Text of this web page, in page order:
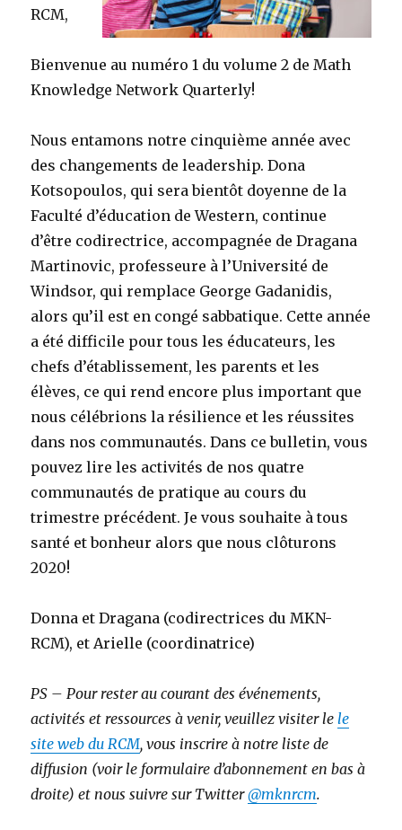
RCM,
Bienvenue au numéro 1 du volume 2 de Math
Knowledge Network Quarterly!
Nous entamons notre cinquième année avec
des changements de leadership. Dona
Kotsopoulos, qui sera bientôt doyenne de la
Faculté d’éducation de Western, continue
d’être codirectrice, accompagnée de Dragana
Martinovic, professeure à l’Université de
Windsor, qui remplace George Gadanidis,
alors qu’il est en congé sabbatique. Cette année
a été difficile pour tous les éducateurs, les
chefs d’établissement, les parents et les
élèves, ce qui rend encore plus important que
nous célébrions la résilience et les réussites
dans nos communautés. Dans ce bulletin, vous
pouvez lire les activités de nos quatre
communautés de pratique au cours du
trimestre précédent. Je vous souhaite à tous
santé et bonheur alors que nous clôturons
2020!
Donna et Dragana (codirectrices du MKN-
RCM), et Arielle (coordinatrice)
PS – Pour rester au courant des événements,
activités et ressources à venir, veuillez visiter lele
site web du RCM, vous inscrire à notre liste de
diffusion (voir le formulaire d’abonnement en bas à
droite) et nous suivre sur Twitter@mknrcm.